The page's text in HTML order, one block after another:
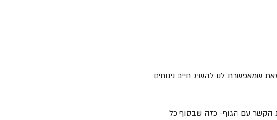
שמאפשרת לנו להשיג חיים נינוחים
הקשר עם הגוף- כזה שבסוף כל